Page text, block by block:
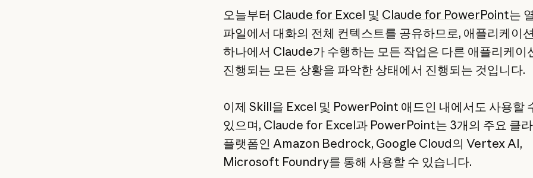
오늘부터 Claude for Excel 및 Claude for PowerPoint는
파일에서 대화의 전체 컨텍스트를 공유하므로, 애플리케이션
하나에서 Claude가 수행하는 모든 작업은 다른 애플리케이
진행되는 모든 상황을 파악한 상태에서 진행되는 것입니다.
이제 Skill을 Excel 및 PowerPoint 애드인 내에서도 사용할
있으며, Claude for Excel과 PowerPoint는 3개의 주요 클
플랫폼인 Amazon Bedrock, Google Cloud의 Vertex AI,
Microsoft Foundry를 통해 사용할 수 있습니다.